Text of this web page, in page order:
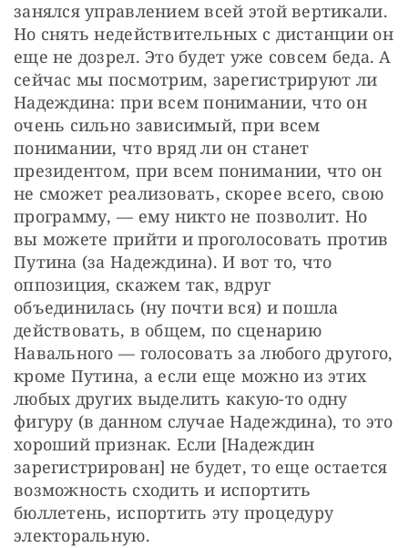
занялся управлением всей этой вертикали.
Но снять недействительных с дистанции он
еще не дозрел. Это будет уже совсем беда. А
сейчас мы посмотрим, зарегистрируют ли
Надеждина: при всем понимании, что он
очень сильно зависимый, при всем
понимании, что вряд ли он станет
президентом, при всем понимании, что он
не сможет реализовать, скорее всего, свою
программу, — ему никто не позволит. Но
вы можете прийти и проголосовать против
Путина (за Надеждина). И вот то, что
оппозиция, скажем так, вдруг
объединилась (ну почти вся) и пошла
действовать, в общем, по сценарию
Навального — голосовать за любого другого,
кроме Путина, а если еще можно из этих
любых других выделить какую-то одну
фигуру (в данном случае Надеждина), то это
хороший признак. Если [Надеждин
зарегистрирован] не будет, то еще остается
возможность сходить и испортить
бюллетень, испортить эту процедуру
электоральную.